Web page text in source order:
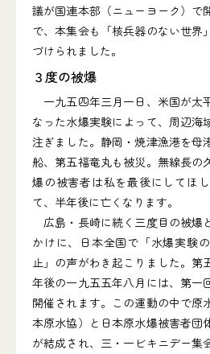
議が国連本部（ニューヨーク）で
で、本集会も「核兵器のない世界
づけられました。
３度の被爆
一九五四年三月一日、米国が太
なった水爆実験によって、周辺海
注ぎました。静岡・焼津漁港を母
船、第五福竜丸も被災。無線長の
爆の被害者は私を最後にしてほ
て、半年後に亡くなります。
広島・長崎に続く三度目の被爆
かけに、日本全国で「水爆実験
止」の声がわき起こりました。第
年後の一九五五年八月には、第一
開催されます。この運動の中で原
本原水協）と日本原水爆被害者団
が結成され、三・一ビキニデー集